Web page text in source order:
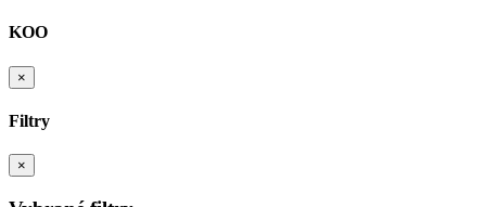
KOO
×
Filtry
×